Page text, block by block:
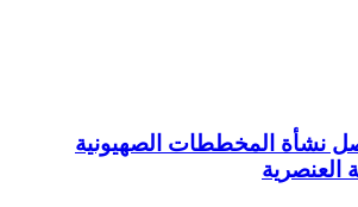
أصل نشأة المخططات الصهيونية
العنصرية